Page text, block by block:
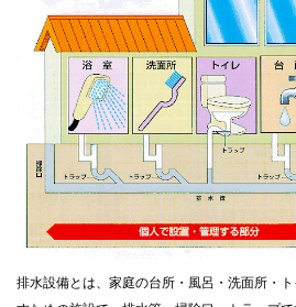
排水設備とは、家庭の台所・風呂・洗面所・